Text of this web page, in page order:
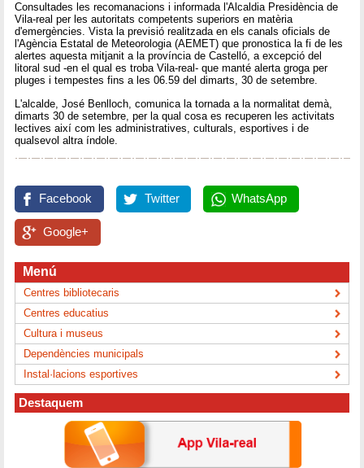
Consultades les recomanacions i informada l'Alcaldia Presidència de
Vila-real per les autoritats competents superiors en matèria
d'emergències. Vista la previsió realitzada en els canals oficials de
l'Agència Estatal de Meteorologia (AEMET) que pronostica la fi de les
alertes aquesta mitjanit a la província de Castelló, a excepció del
litoral sud -en el qual es troba Vila-real- que manté alerta groga per
pluges i tempestes fins a les 06.59 del dimarts, 30 de setembre.
L'alcalde, José Benlloch, comunica la tornada a la normalitat demà,
dimarts 30 de setembre, per la qual cosa es recuperen les activitats
lectives així com les administratives, culturals, esportives i de
qualsevol altra índole.
Facebook Twitter WhatsApp
Google+
Menú
Centres bibliotecaris
Centres educatius
Cultura i museus
Dependències municipals
Instal·lacions esportives
Destaquem